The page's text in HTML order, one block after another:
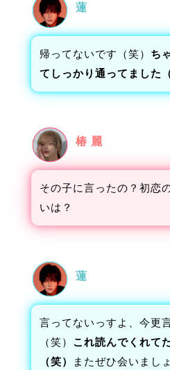
蓮
帰ってないです（笑） ち
てしっかり通ってました（
椿 麗
その子に言ったの？初恋
いは？
蓮
言ってないっすよ、今更
（笑） これ読んでくれて
（笑）
またぜひ会いまし